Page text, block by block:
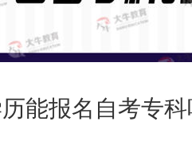
能报名自考专